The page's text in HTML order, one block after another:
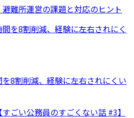
避難所運営の課題と対応のヒント
8割削減、経験に左右されにくい